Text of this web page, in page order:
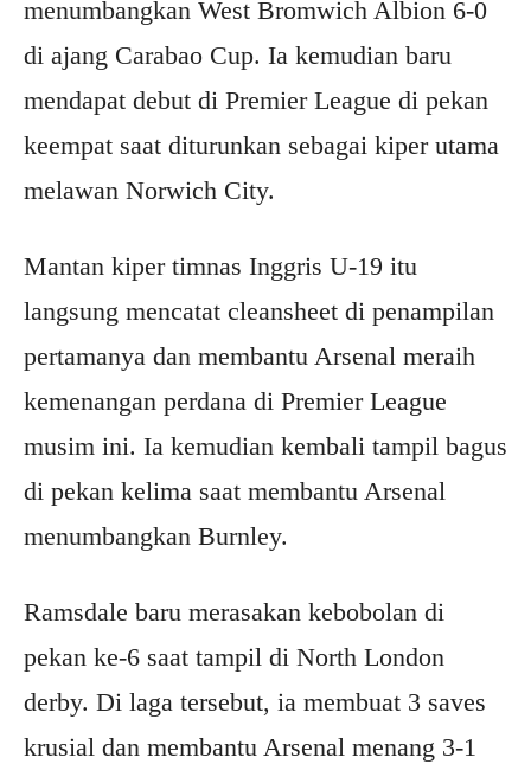
menumbangkan West Bromwich Albion 6-0
di ajang Carabao Cup. Ia kemudian baru
mendapat debut di Premier League di pekan
keempat saat diturunkan sebagai kiper utama
melawan Norwich City.
Mantan kiper timnas Inggris U-19 itu
langsung mencatat cleansheet di penampilan
pertamanya dan membantu Arsenal meraih
kemenangan perdana di Premier League
musim ini. Ia kemudian kembali tampil bagus
di pekan kelima saat membantu Arsenal
menumbangkan Burnley.
Ramsdale baru merasakan kebobolan di
pekan ke-6 saat tampil di North London
derby. Di laga tersebut, ia membuat 3 saves
krusial dan membantu Arsenal menang 3-1